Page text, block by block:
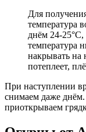
Для
температура
днём 24-
температура
накрывать на
потеплеет,
При наступлении
снимаем даже
приоткрываем